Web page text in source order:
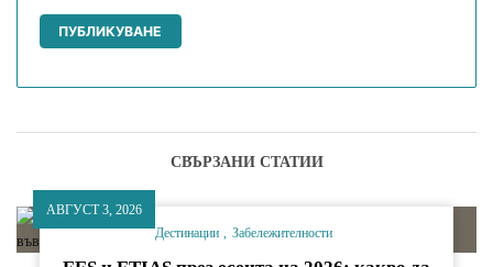
СВЪРЗАНИ СТАТИИ
АВГУСТ 3, 2026
Дестинации
Забележителности